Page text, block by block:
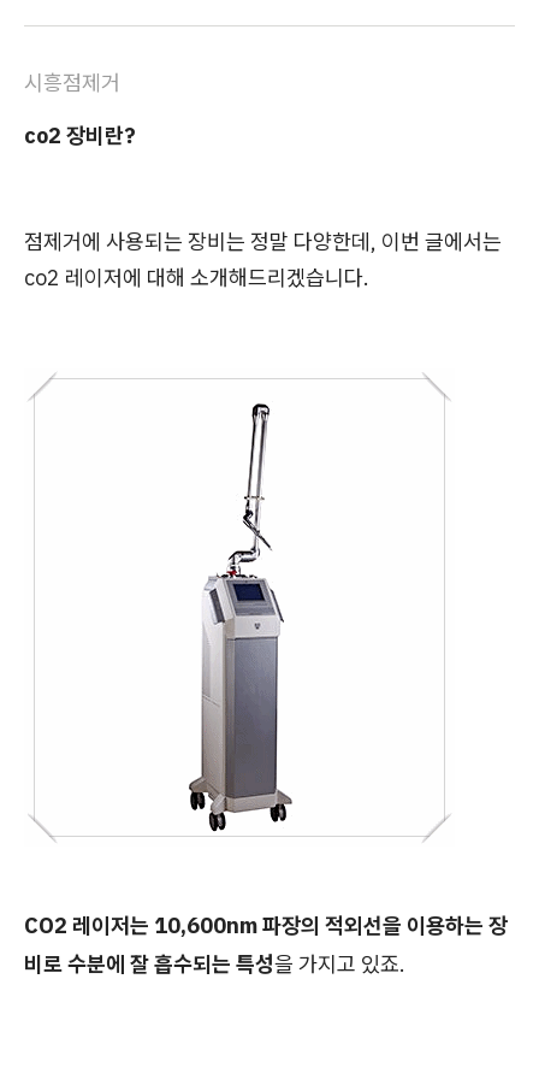
시흥점제거
co2 장비란?
점제거에 사용되는 장비는 정말 다양한데, 이번 글에서는
co2 레이저에 대해 소개해드리겠습니다.
CO2 레이저는 10,600nm 파장의 적외선을 이용하는 장
비로 수분에 잘 흡수되는 특성을 가지고 있죠.